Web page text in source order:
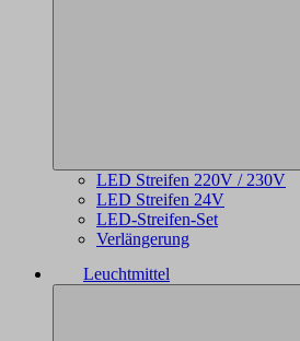
LED Streifen 220V / 230V
LED Streifen 24V
LED-Streifen-Set
Verlängerung
Leuchtmittel